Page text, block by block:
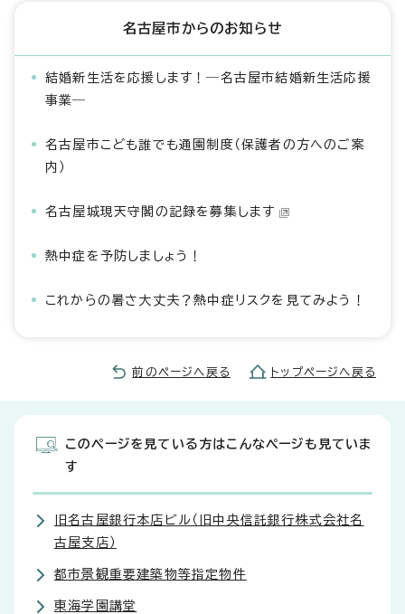
名古屋市からのお知らせ
結婚新生活を応援します！―名古屋市結婚新生活応援
事業―
名古屋市こども誰でも通園制度（保護者の方へのご案
内）
名古屋城現天守閣の記録を募集します
熱中症を予防しましょう！
これからの暑さ大丈夫？熱中症リスクを見てみよう！
前のページへ戻る トップページへ戻る
このページを見ている方はこんなページも見ていま
す
旧名古屋銀行本店ビル（旧中央信託銀行株式会社名
古屋支店）
都市景観重要建築物等指定物件
東海学園講堂